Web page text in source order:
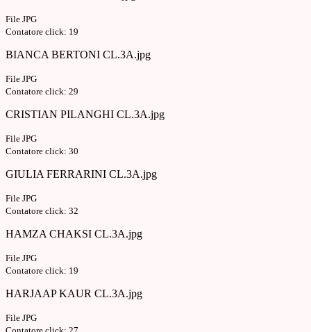
File JPG
Contatore click: 19
BIANCA BERTONI CL.3A.jpg
File JPG
Contatore click: 29
CRISTIAN PILANGHI CL.3A.jpg
File JPG
Contatore click: 30
GIULIA FERRARINI CL.3A.jpg
File JPG
Contatore click: 32
HAMZA CHAKSI CL.3A.jpg
File JPG
Contatore click: 19
HARJAAP KAUR CL.3A.jpg
File JPG